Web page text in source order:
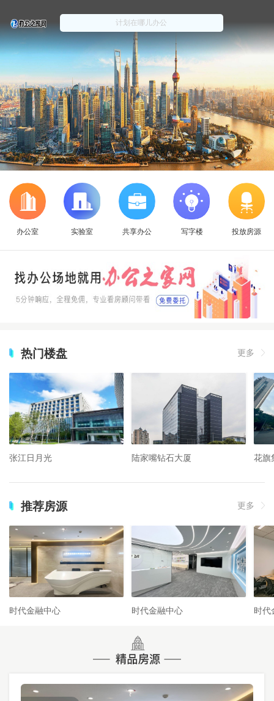
办公室 实验室 共享办公 写字楼 投放房源
热门楼盘 更多
张江日月光 陆家嘴钻石大厦 花旗
推荐房源 更多
时代金融中心 时代金融中心 时代